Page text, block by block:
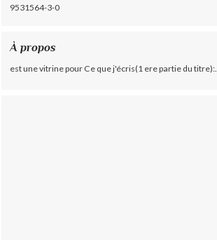
9531564-3-0
À propos
est une vitrine pour Ce que j'écris(1 ere partie du titre):...